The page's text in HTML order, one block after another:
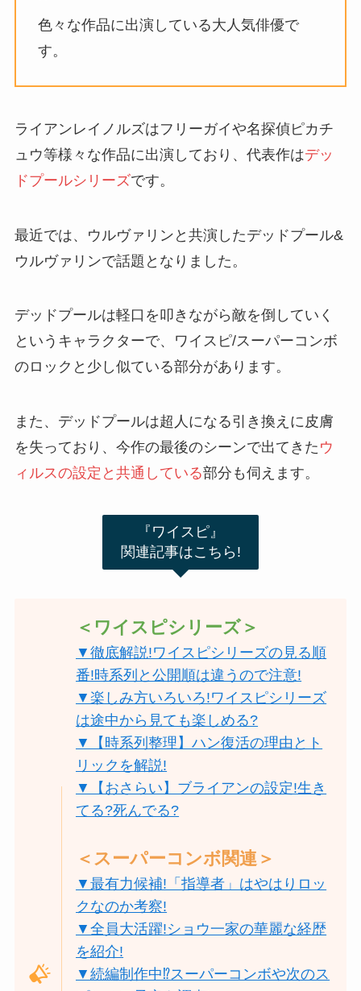
色々な作品に出演している大人気俳優で
す。
ライアンレイノルズはフリーガイや名探偵ピカチ
ュウ等様々な作品に出演しており、代表作はデッ
ドプールシリーズです。
最近では、ウルヴァリンと共演したデッドプール&
ウルヴァリンで話題となりました。
デッドプールは軽口を叩きながら敵を倒していく
というキャラクターで、ワイスピ/スーパーコンボ
のロックと少し似ている部分があります。
また、デッドプールは超人になる引き換えに皮膚
を失っており、今作の最後のシーンで出てきた ウ
ィルスの設定と共通している部分も伺えます。
『ワイスピ』
関連記事はこちら!
＜ワイスピシリーズ＞
▼徹底解説!ワイスピシリーズの見る順
番!時系列と公開順は違うので注意!
▼楽しみ方いろいろ!ワイスピシリーズ
は途中から見ても楽しめる?
▼【時系列整理】ハン復活の理由とト
リックを解説!
▼【おさらい】ブライアンの設定!生き
てる?死んでる?
＜スーパーコンボ関連＞
▼最有力候補!「指導者」はやはりロッ
クなのか考察!
▼全員大活躍!ショウ一家の華麗な経歴
を紹介!
▼続編制作中⁉︎スーパーコンボや次のス